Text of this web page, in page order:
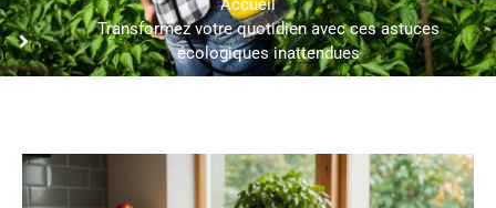
Transformez votre quotidien avec ces astuces
écologiques inattendues